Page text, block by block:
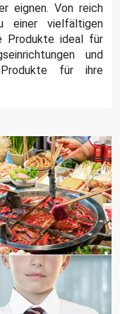
eignen. Von reich
einer vielfältigen
Produkte ideal für
und
Produkte für ihre